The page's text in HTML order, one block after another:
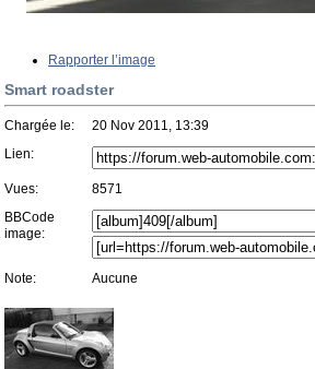
Rapporter l’image
Smart roadster
Chargée le:
20 Nov 2011, 13:39
Lien:
Vues:
8571
BBCode
image:
Note: Aucune